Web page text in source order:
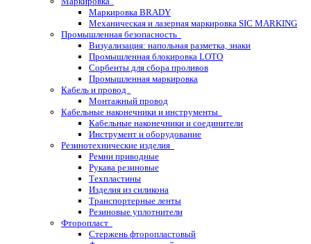
Маркировка BRADY
Механическая и лазерная маркировка SIC MARKING
Промышленная безопасность
Визуализация: напольная разметка, знаки
Промышленная блокировка LOTO
Сорбенты для сбора проливов
Промышленная маркировка
Кабель и провод
Монтажный провод
Кабельные наконечники и инструменты
Кабельные наконечники и соединители
Инструмент и оборудование
Резинотехнические изделия
Ремни приводные
Рукава резиновые
Техпластины
Изделия из силикона
Транспортерные ленты
Резиновые уплотнители
Фторопласт
Стержень фторопластовый